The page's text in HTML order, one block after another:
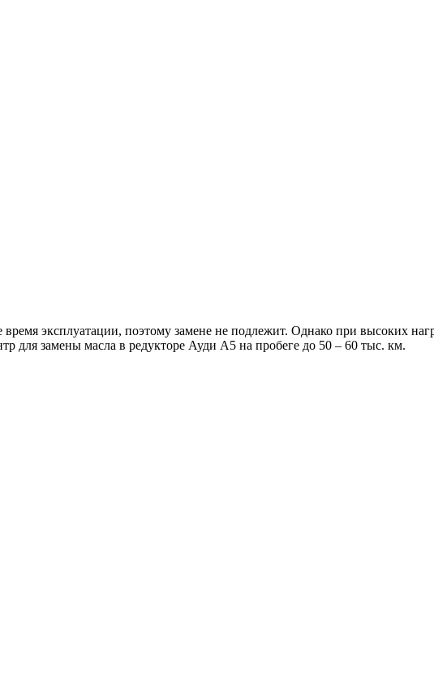
эксплуатации, поэтому замене не подлежит. Однако при высоких
для замены масла в редукторе Ауди А5 на пробеге до 50 – 60 тыс. км.